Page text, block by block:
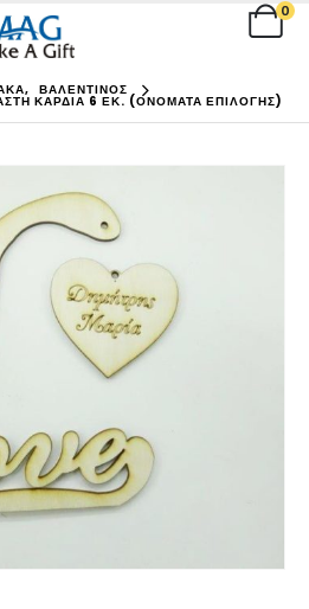
0
, ΒΑΛΕΝΤΙΝΟΣ
ΚΑΡΔΙΆ 6 ΕΚ. (ΟΝΌΜΑΤΑ ΕΠΙΛΟΓΉΣ)